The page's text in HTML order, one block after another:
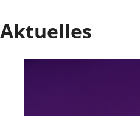
Aktuelles